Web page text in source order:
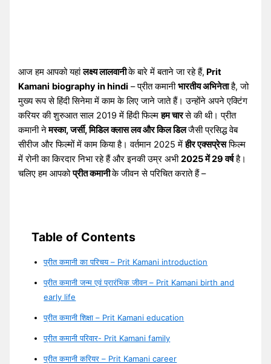
आज हम आपको यहांलक्ष्य लालवानीके बारे में बताने जा रहे हैं, Prit
Kamani biography in hindi – प्रीत कमानीभारतीय अभिनेताहै, जो
मुख्य रूप से हिंदी सिनेमा में काम के लिए जाने जाते हैं। उन्होंने अपने एक्टिंग
करियर की शुरुआत साल 2019 में हिंदी फिल्महम चारसे की थी। प्रीत
कमानी नेमस्का, जर्सी, मिडिल क्लास लव और किल डिलजैसी प्रसिद्ध वेब
सीरीज और फिल्मों में काम किया है। वर्तमान 2025 मेंहीर एक्सप्रेसफिल्म
में रोनी का किरदार निभा रहे हैं और इनकी उम्र अभी2025 में 29 वर्षहै।
चलिए हम आपकोप्रीत कमानीके जीवन से परिचित कराते हैं –
Table of Contents
प्रीत कमानी का परिचय – Prit Kamani introduction
प्रीत कमानी जन्म एवं प्रारंभिक जीवन – Prit Kamani birth and
early life
प्रीत कमानी शिक्षा – Prit Kamani education
प्रीत कमानी परिवार- Prit Kamani family
प्रीत कमानी करियर – Prit Kamani career